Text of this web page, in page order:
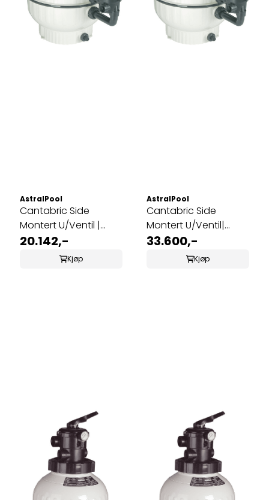
AstralPool
Cantabric Side
Montert U/Ventil |
Ø750
20.142,-
Kjøp
AstralPool
Cantabric Side
Montert U/Ventil|
Ø900
33.600,-
Kjøp